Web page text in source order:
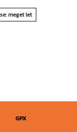
meget let
GPX